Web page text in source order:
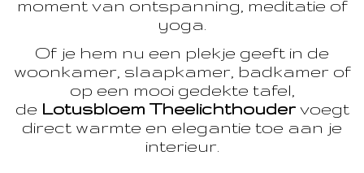
moment van ontspanning, meditatie of
yoga.
Of je hem nu een plekje geeft in de
woonkamer, slaapkamer, badkamer of
op een mooi gedekte tafel,
de Lotusbloem Theelichthoudervoegt
direct warmte en elegantie toe aan je
interieur.